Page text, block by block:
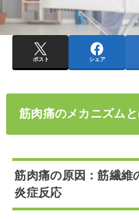
ポスト シェア
筋肉痛のメカニズムと
筋肉痛の原因：筋繊維
炎症反応